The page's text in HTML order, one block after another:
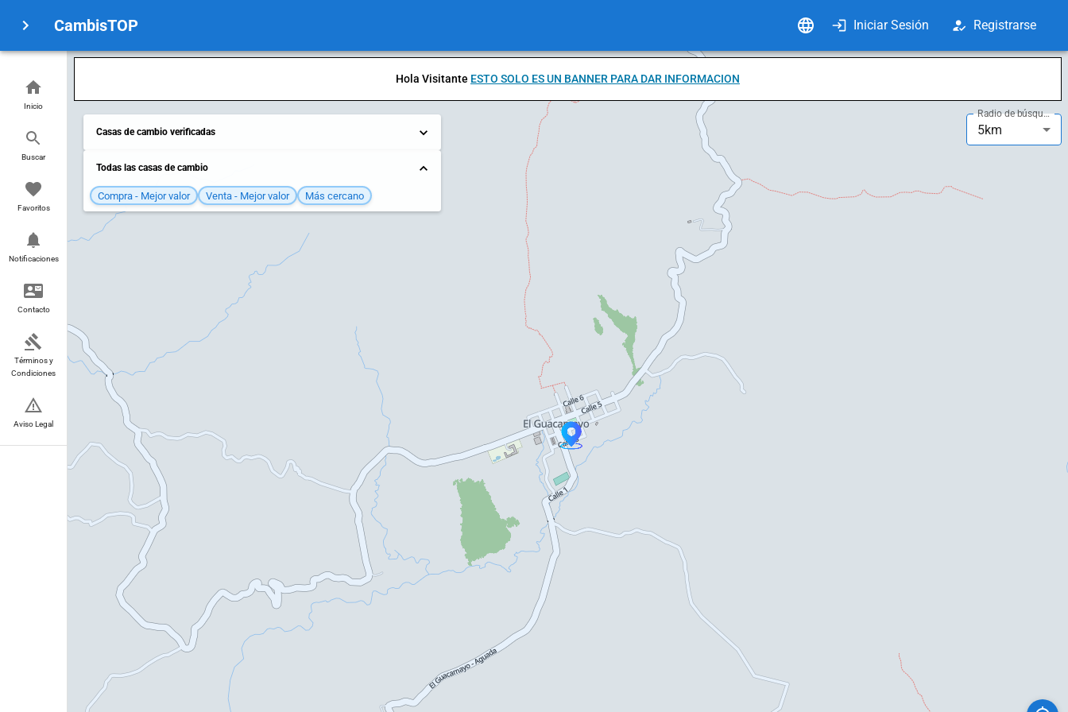
CambisTOP Iniciar Sesión Registrarse
Inicio
Buscar
Favoritos
Notificaciones
Contacto
Términos y
Condiciones
Aviso Legal
Hola Visitante ESTO SOLO ES UN BANNER PARA DAR INFORMACION
Radio de búsqueda
5km
Casas de cambio verificadas
Todas las casas de cambio
Compra - Mejor valor Venta - Mejor valor Más cercano